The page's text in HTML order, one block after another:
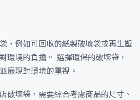
，例如可回收的紙製破壞袋或再生塑
環境的負擔。 選擇環保的破壞袋，
展現對環境的重視。
破壞袋，需要綜合考慮商品的尺寸、